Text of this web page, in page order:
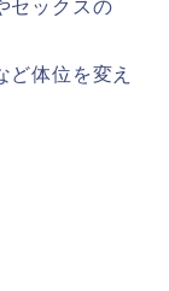
セックスの
体位を変え